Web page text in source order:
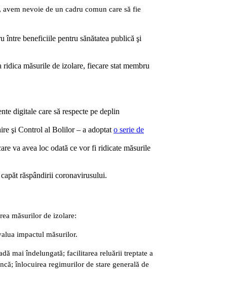
nevoie de un cadru comun care să fie
între beneficiile pentru sănătatea publică şi
măsurile de izolare, fiecare stat membru
digitale care să respecte pe deplin
şi Control al Bolilor – a adoptat o serie de
va avea loc odată ce vor fi ridicate măsurile
răspândirii coronavirusului.
măsurilor de izolare:
impactul măsurilor.
mai îndelungată; facilitarea reluării treptate a
înlocuirea regimurilor de stare generală de